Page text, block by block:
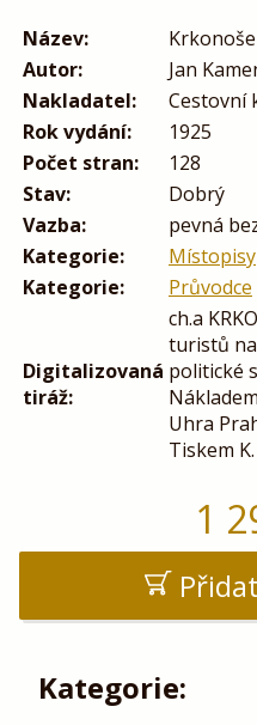
Název:
Krkonoše
Autor:
Jan
Nakladatel:
Cestovní
Rok vydání:
1925
Počet stran:
128
Stav:
Dobrý
Vazba:
pevná
Kategorie:
Místopisy
Kategorie:
Průvodce
Digitalizovaná
tiráž:
ch.a
turistů
politické
Uhra
Tiskem
1
Kategorie: